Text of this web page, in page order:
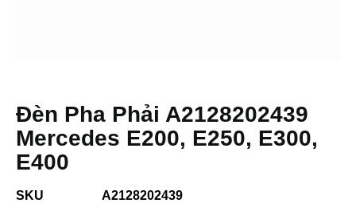
Đèn Pha Phải A2128202439
Mercedes E200, E250, E300,
E400
SKU
A2128202439